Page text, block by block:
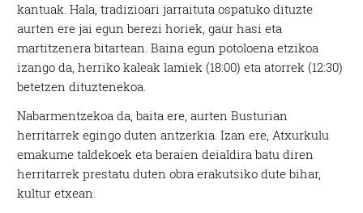
kantuak. Hala, tradizioari jarraituta ospatuko dituzte
aurten ere jai egun berezi horiek, gaur hasi eta
martitzenera bitartean. Baina egun potoloena etzikoa
izango da, herriko kaleak lamiek (18:00) eta atorrek (12:30)
betetzen dituztenekoa.
Nabarmentzekoa da, baita ere, aurten Busturian
herritarrek egingo duten antzerkia. Izan ere, Atxurkulu
emakume taldekoek eta beraien deialdira batu diren
herritarrek prestatu duten obra erakutsiko dute bihar,
kultur etxean.